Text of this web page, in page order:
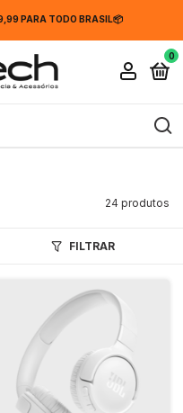
PARA TODO BRASIL📦
0
24 produtos
FILTRAR